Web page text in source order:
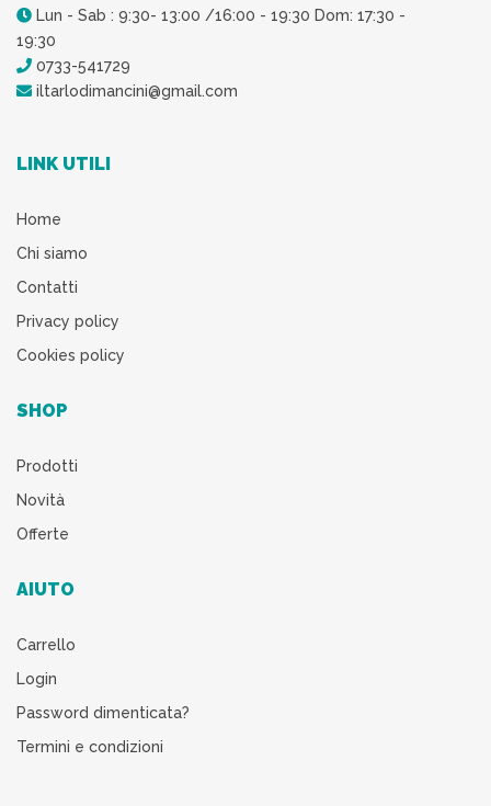
Lun - Sab : 9:30- 13:00 /16:00 - 19:30 Dom: 17:30 -
19:30
0733-541729
iltarlodimancini@gmail.com
LINK UTILI
Home
Chi siamo
Contatti
Privacy policy
Cookies policy
SHOP
Prodotti
Novità
Offerte
AIUTO
Carrello
Login
Password dimenticata?
Termini e condizioni